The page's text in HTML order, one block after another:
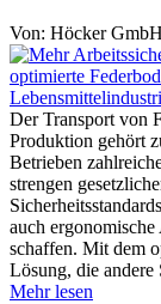
Von: Höcker GmbH
Der Transport von
Produktion gehört
Betrieben
strengen
auch
schaffen. Mit dem
Lösung, die andere
Mehr lesen